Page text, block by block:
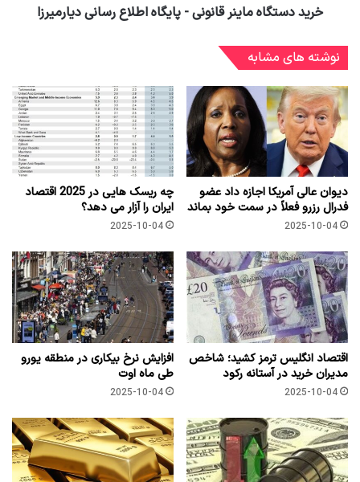
خرید دستگاه ماینر قانونی - پایگاه اطلاع رسانی دیارمیرزا
نوشته های مشابه
دیوان عالی آمریکا اجازه داد عضو
فدرال رزرو فعلاً در سمت خود بماند
2025-10-04
چه ریسک هایی در 2025 اقتصاد
ایران را آزار می دهد؟
2025-10-04
اقتصاد انگلیس ترمز کشید؛ شاخص
مدیران خرید در آستانه رکود
2025-10-04
افزایش نرخ بیکاری در منطقه یورو
طی ماه اوت
2025-10-04